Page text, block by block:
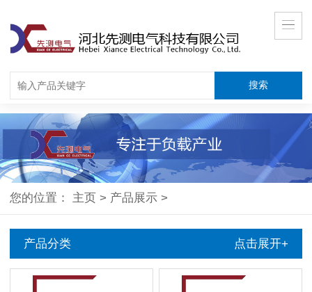
您的位置： 主页 > 产品展示 >
产品分类 点击展开+